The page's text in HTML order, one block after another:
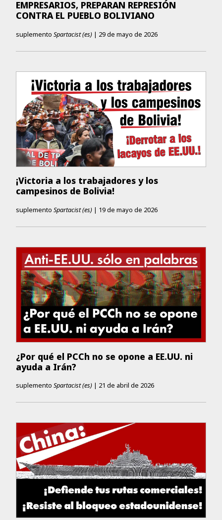
EMPRESARIOS, PREPARAN REPRESIÓN
CONTRA EL PUEBLO BOLIVIANO
suplemento Spartacist (es) | 29 de mayo de 2026
¡Victoria a los trabajadores y los
campesinos de Bolivia!
suplemento Spartacist (es) | 19 de mayo de 2026
¿Por qué el PCCh no se opone a EE.UU. ni
ayuda a Irán?
suplemento Spartacist (es) | 21 de abril de 2026